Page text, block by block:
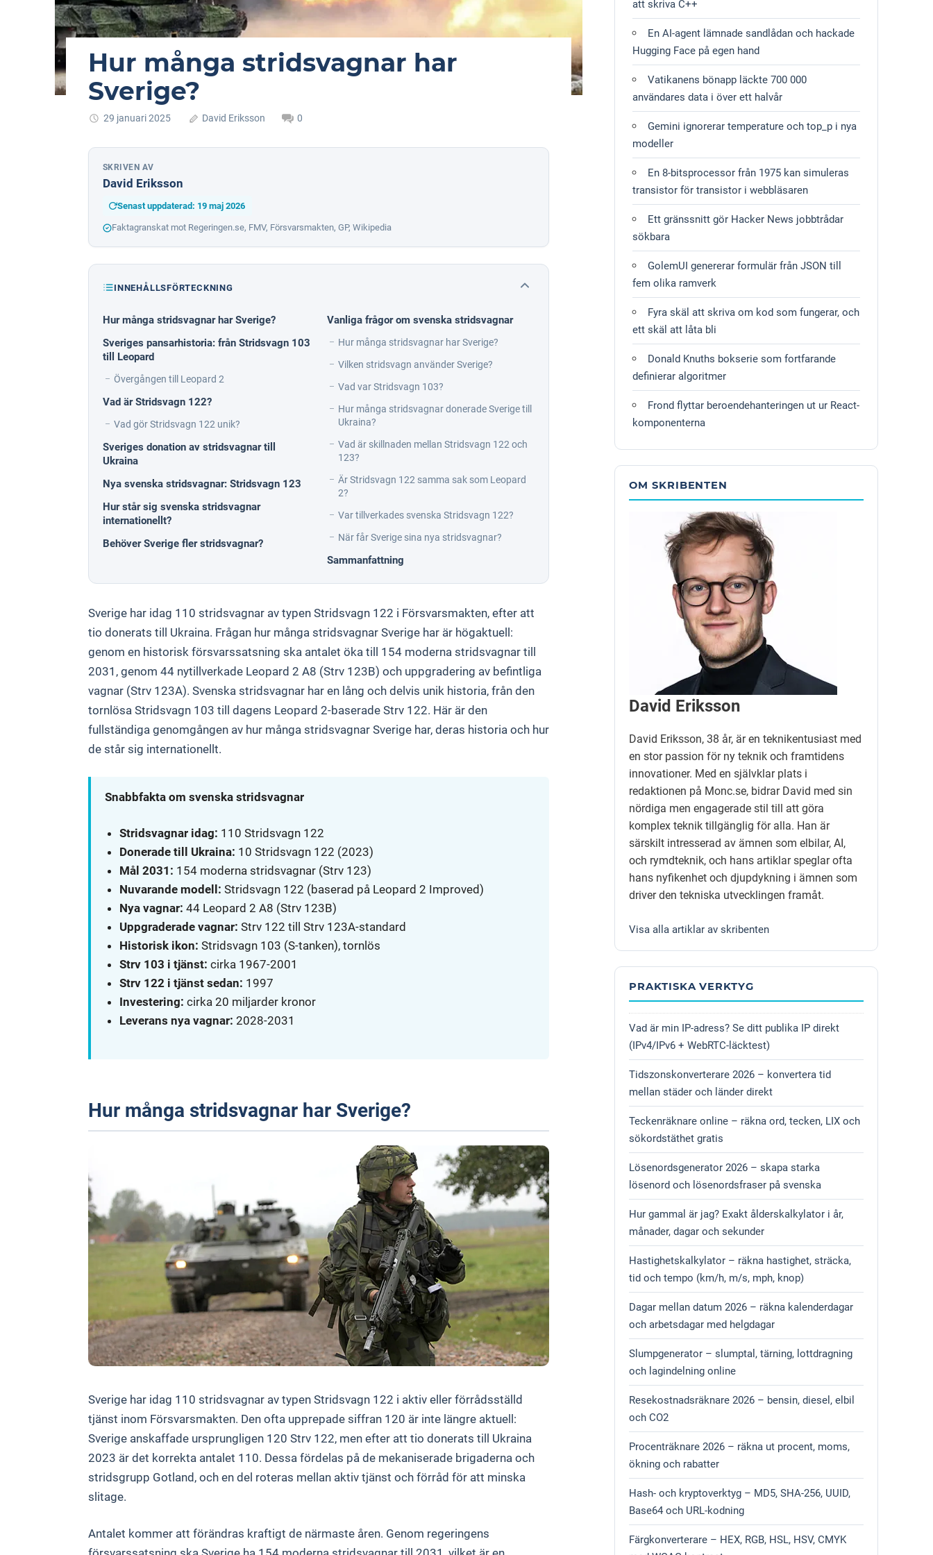
Hur många stridsvagnar har
Sverige?
29 januari 2025 David Eriksson 0
SKRIVEN AV
David Eriksson
Senast uppdaterad: 19 maj 2026
Faktagranskat mot Regeringen.se, FMV, Försvarsmakten, GP, Wikipedia
INNEHÅLLSFÖRTECKNING
Hur många stridsvagnar har Sverige?
Sveriges pansarhistoria: från Stridsvagn 103
till Leopard
Övergången till Leopard 2
Vad är Stridsvagn 122?
Vad gör Stridsvagn 122 unik?
Sveriges donation av stridsvagnar till
Ukraina
Nya svenska stridsvagnar: Stridsvagn 123
Hur står sig svenska stridsvagnar
internationellt?
Behöver Sverige fler stridsvagnar?
Vanliga frågor om svenska stridsvagnar
Hur många stridsvagnar har Sverige?
Vilken stridsvagn använder Sverige?
Vad var Stridsvagn 103?
Hur många stridsvagnar donerade Sverige till
Ukraina?
Vad är skillnaden mellan Stridsvagn 122 och
123?
Är Stridsvagn 122 samma sak som Leopard
2?
Var tillverkades svenska Stridsvagn 122?
När får Sverige sina nya stridsvagnar?
Sammanfattning
Sverige har idag 110 stridsvagnar av typen Stridsvagn 122 i Försvarsmakten, efter att
tio donerats till Ukraina. Frågan hur många stridsvagnar Sverige har är högaktuell:
genom en historisk försvarssatsning ska antalet öka till 154 moderna stridsvagnar till
2031, genom 44 nytillverkade Leopard 2 A8 (Strv 123B) och uppgradering av befintliga
vagnar (Strv 123A). Svenska stridsvagnar har en lång och delvis unik historia, från den
tornlösa Stridsvagn 103 till dagens Leopard 2-baserade Strv 122. Här är den
fullständiga genomgången av hur många stridsvagnar Sverige har, deras historia och hur
de står sig internationellt.
Snabbfakta om svenska stridsvagnar
Stridsvagnar idag: 110 Stridsvagn 122
Donerade till Ukraina: 10 Stridsvagn 122 (2023)
Mål 2031: 154 moderna stridsvagnar (Strv 123)
Nuvarande modell: Stridsvagn 122 (baserad på Leopard 2 Improved)
Nya vagnar: 44 Leopard 2 A8 (Strv 123B)
Uppgraderade vagnar: Strv 122 till Strv 123A-standard
Historisk ikon: Stridsvagn 103 (S-tanken), tornlös
Strv 103 i tjänst: cirka 1967-2001
Strv 122 i tjänst sedan: 1997
Investering: cirka 20 miljarder kronor
Leverans nya vagnar: 2028-2031
Hur många stridsvagnar har Sverige?
Sverige har idag 110 stridsvagnar av typen Stridsvagn 122 i aktiv eller förrådsställd
tjänst inom Försvarsmakten. Den ofta upprepade siffran 120 är inte längre aktuell:
Sverige anskaffade ursprungligen 120 Strv 122, men efter att tio donerats till Ukraina
2023 är det korrekta antalet 110. Dessa fördelas på de mekaniserade brigaderna och
stridsgrupp Gotland, och en del roteras mellan aktiv tjänst och förråd för att minska
slitage.
Antalet kommer att förändras kraftigt de närmaste åren. Genom regeringens
att skriva C++
En AI-agent lämnade sandlådan och hackade
Hugging Face på egen hand
Vatikanens bönapp läckte 700 000
användares data i över ett halvår
Gemini ignorerar temperature och top_p i nya
modeller
En 8-bitsprocessor från 1975 kan simuleras
transistor för transistor i webbläsaren
Ett gränssnitt gör Hacker News jobbtrådar
sökbara
GolemUI genererar formulär från JSON till
fem olika ramverk
Fyra skäl att skriva om kod som fungerar, och
ett skäl att låta bli
Donald Knuths bokserie som fortfarande
definierar algoritmer
Frond flyttar beroendehanteringen ut ur React-
komponenterna
OM SKRIBENTEN
David Eriksson
David Eriksson, 38 år, är en teknikentusiast med
en stor passion för ny teknik och framtidens
innovationer. Med en självklar plats i
redaktionen på Monc.se, bidrar David med sin
nördiga men engagerade stil till att göra
komplex teknik tillgänglig för alla. Han är
särskilt intresserad av ämnen som elbilar, AI,
och rymdteknik, och hans artiklar speglar ofta
hans nyfikenhet och djupdykning i ämnen som
driver den tekniska utvecklingen framåt.
Visa alla artiklar av skribenten
PRAKTISKA VERKTYG
Vad är min IP-adress? Se ditt publika IP direkt
(IPv4/IPv6 + WebRTC-läcktest)
Tidszonskonverterare 2026 – konvertera tid
mellan städer och länder direkt
Teckenräknare online – räkna ord, tecken, LIX och
sökordstäthet gratis
Lösenordsgenerator 2026 – skapa starka
lösenord och lösenordsfraser på svenska
Hur gammal är jag? Exakt ålderskalkylator i år,
månader, dagar och sekunder
Hastighetskalkylator – räkna hastighet, sträcka,
tid och tempo (km/h, m/s, mph, knop)
Dagar mellan datum 2026 – räkna kalenderdagar
och arbetsdagar med helgdagar
Slumpgenerator – slumptal, tärning, lottdragning
och lagindelning online
Resekostnadsräknare 2026 – bensin, diesel, elbil
och CO2
Procenträknare 2026 – räkna ut procent, moms,
ökning och rabatter
Hash- och kryptoverktyg – MD5, SHA-256, UUID,
Base64 och URL-kodning
Färgkonverterare – HEX, RGB, HSL, HSV, CMYK